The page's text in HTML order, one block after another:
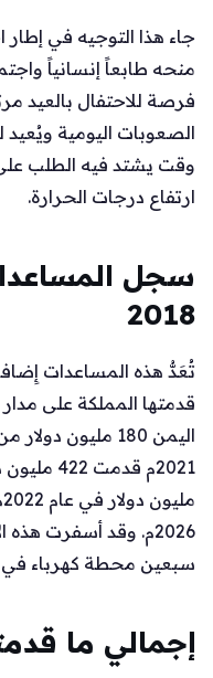
جاء هذا التوجيه في إطار
منحه طابعاً إنسانياً
فرصة للاحتفال بالعيد
الصعوبات اليومية
وقت يشتد فيه الطلب
ارتفاع درجات الحرارة.
سجل
2018
تُعَدُّ هذه المساعدات
اليمن 180 مليون
2026م. وقد أسفرت
سبعين محطة كهرباء في
إجمالي ما